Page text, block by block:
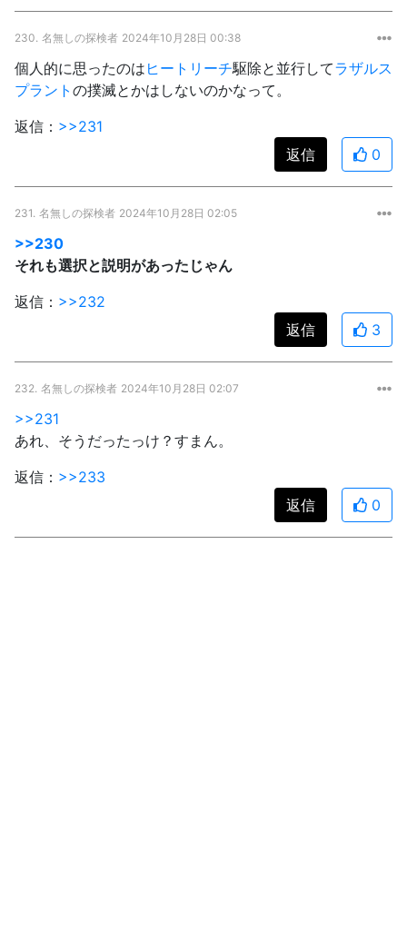
230. 名無しの探検者 2024年10月28日 00:38
個人的に思ったのは ヒートリーチ駆除と並行してラザルス
プラント の撲滅とかはしないのかなって。
返信： >>231
返信
0
231. 名無しの探検者 2024年10月28日 02:05
>>230
それも選択と説明があったじゃん
返信： >>232
返信
3
232. 名無しの探検者 2024年10月28日 02:07
>>231
あれ、そうだったっけ？すまん。
返信： >>233
返信
0